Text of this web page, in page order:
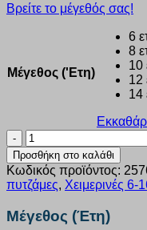
Βρείτε το μέγεθός σας!
Μέγεθος ('Ετη)
6
8
10
12
14
Πυζάμα
αγόρι
Dreams
“XMAS
FAMILY”
ΜΠΛΕ
2576100
Προσθήκη στο καλάθι
Κωδικός προϊόντος:
πυτζάμες, Χειμερινές 6-
Μέγεθος (Έτη)